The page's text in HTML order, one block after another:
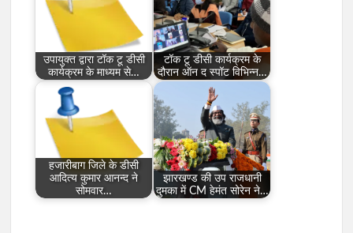
उपायुक्त द्वारा टाॅक टू डीसी
कार्यक्रम के माध्यम से…
टाॅक टू डीसी कार्यक्रम के
दौरान ऑन द स्पाॅट विभिन्न…
हजारीबाग जिले के डीसी
आदित्य कुमार आनन्द ने
सोमवार…
झारखण्ड की उप राजधानी
दुमका में CM हेमंत सोरेन ने…